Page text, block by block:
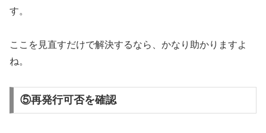
す。
ここを見直すだけで解決するなら、かなり助かりますよ
ね。
⑤再発行可否を確認